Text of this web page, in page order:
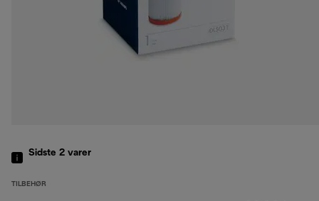
Sidste 2 varer
TILBEHØR